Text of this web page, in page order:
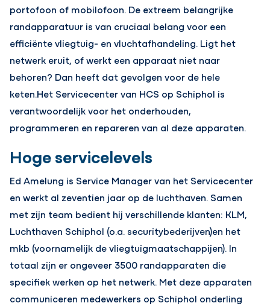
portofoon of mobilofoon. De extreem belangrijke
randapparatuur is van cruciaal belang voor een
efficiënte vliegtuig- en vluchtafhandeling. Ligt het
netwerk eruit, of werkt een apparaat niet naar
behoren? Dan heeft dat gevolgen voor de hele
keten.Het Servicecenter van HCS op Schiphol is
verantwoordelijk voor het onderhouden,
programmeren en repareren van al deze apparaten.
Hoge servicelevels
Ed Amelung is Service Manager van het Servicecenter
en werkt al zeventien jaar op de luchthaven. Samen
met zijn team bedient hij verschillende klanten: KLM,
Luchthaven Schiphol (o.a. securitybederijven)en het
mkb (voornamelijk de vliegtuigmaatschappijen). In
totaal zijn er ongeveer 3500 randapparaten die
specifiek werken op het netwerk. Met deze apparaten
communiceren medewerkers op Schiphol onderling